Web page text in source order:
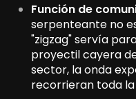
Función de
serpenteante no
"zigzag" servía
proyectil cayera
sector, la onda
recorrieran toda la